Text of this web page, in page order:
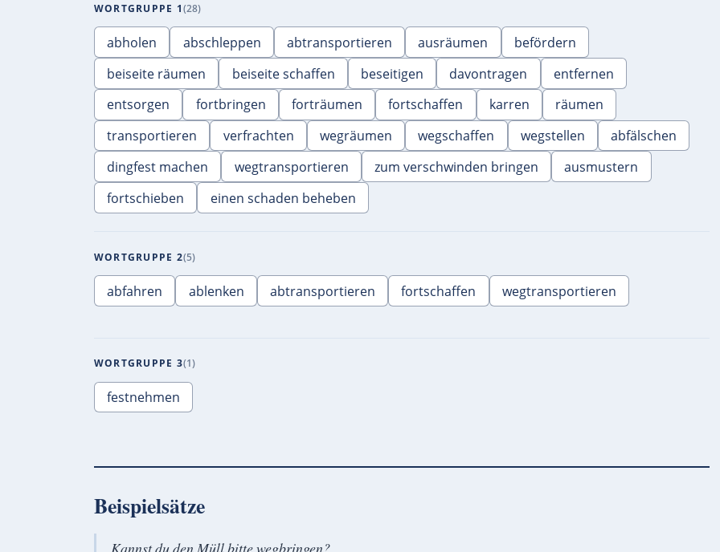
WORTGRUPPE 1 28
abholen abschleppen abtransportieren ausräumen
befördern
beiseite räumen
beiseite schaffen beseitigen davontragen
entfernen
entsorgen
fortbringen forträumen fortschaffen karren
räumen
transportieren
verfrachten wegräumen wegschaffen wegstellen
abfälschen
dingfest machen
wegtransportieren zum verschwinden bringen
ausmustern
fortschieben
einen schaden beheben
WORTGRUPPE 2 5
abfahren ablenken abtransportieren fortschaffen wegtransportieren
WORTGRUPPE 3 1
festnehmen
Beispielsätze
Kannst du den Müll bitte wegbringen?